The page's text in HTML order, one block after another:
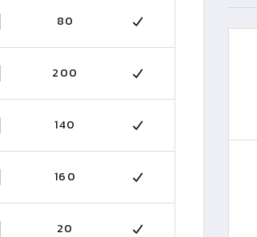
80
200
140
160
20